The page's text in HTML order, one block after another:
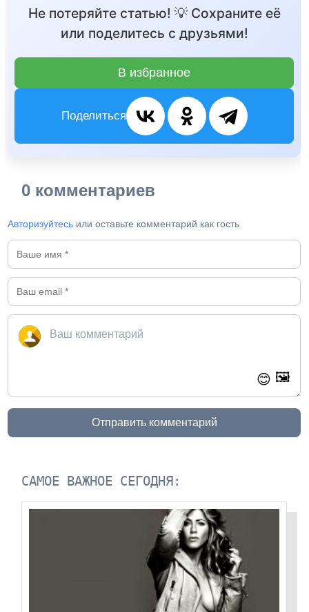
Не потеряйте статью! 💡 Сохраните её
или поделитесь с друзьями!
В избранное
Поделиться
0 комментариев
Авторизуйтесь или оставьте комментарий как гость
😊 🖼️
Отправить комментарий
САМОЕ ВАЖНОЕ СЕГОДНЯ: